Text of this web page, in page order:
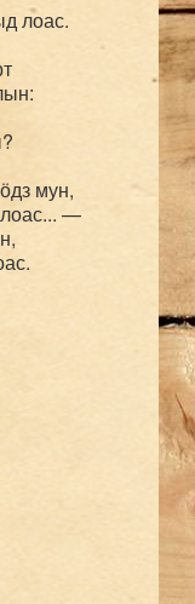
лоас.
мун,
—